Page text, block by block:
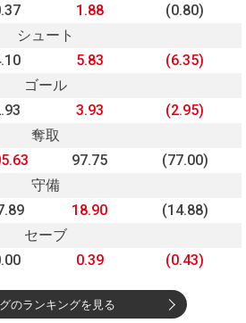
1.88
(0.80)
シュート
5.83
(6.35)
ゴール
3.93
(2.95)
奪取
97.75
(77.00)
守備
18.90
(14.88)
セーブ
0.39 (0.43)
のランキングを見る